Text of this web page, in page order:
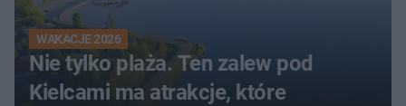
WAKACJE 2026
Nie tylko plaża. Ten zalew pod
Kielcami ma atrakcje, które